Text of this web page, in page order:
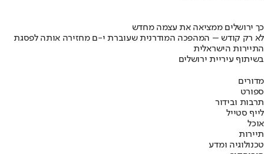
כך ירושלים ממציאה את עצמה מחדש
לא רק קודש – המהפכה המודרנית שעוברת י-ם מחזירה אותה לפסגת
התיירות הישראלית
בשיתוף עיריית ירושלים
מדורים
ספורט
תרבות ובידור
לייף סטייל
אוכל
תיירות
טכנולוגיה ומדע